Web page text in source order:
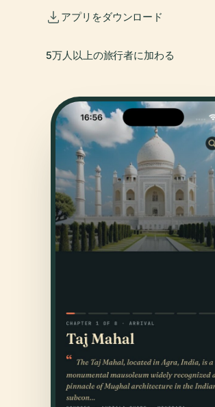
アプリをダウンロード
5万人以上の旅行者に加わる